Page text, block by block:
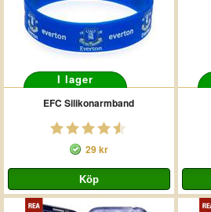
I lager
EFC Silikonarmband
29 kr